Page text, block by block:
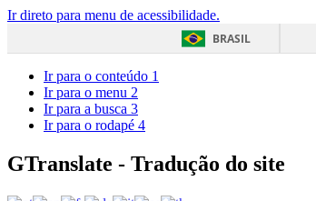
Ir direto para menu de acessibilidade.
BRASIL
Ir para o conteúdo 1
Ir para o menu 2
Ir para a busca 3
Ir para o rodapé 4
GTranslate - Tradução do site